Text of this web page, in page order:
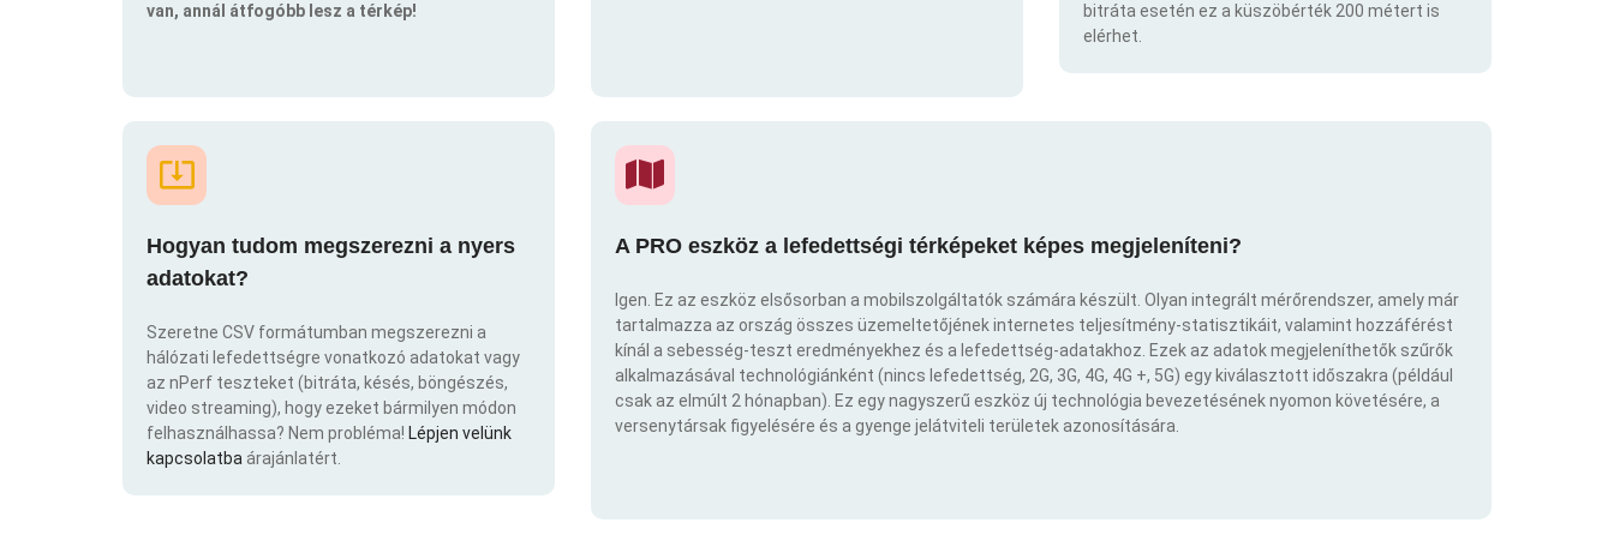
van, annál átfogóbb lesz a térkép!
bitráta esetén ez a küszöbérték 200 métert is
elérhet.
Hogyan tudom megszerezni a nyers
adatokat?
Szeretne CSV formátumban megszerezni a
hálózati lefedettségre vonatkozó adatokat vagy
az nPerf teszteket (bitráta, késés, böngészés,
video streaming), hogy ezeket bármilyen módon
felhasználhassa? Nem probléma! Lépjen velünk
kapcsolatba árajánlatért.
A PRO eszköz a lefedettségi térképeket képes megjeleníteni?
Igen. Ez az eszköz elsősorban a mobilszolgáltatók számára készült. Olyan integrált mérőrendszer, amely már
tartalmazza az ország összes üzemeltetőjének internetes teljesítmény-statisztikáit, valamint hozzáférést
kínál a sebesség-teszt eredményekhez és a lefedettség-adatakhoz. Ezek az adatok megjeleníthetők szűrők
alkalmazásával technológiánként (nincs lefedettség, 2G, 3G, 4G, 4G +, 5G) egy kiválasztott időszakra (például
csak az elmúlt 2 hónapban). Ez egy nagyszerű eszköz új technológia bevezetésének nyomon követésére, a
versenytársak figyelésére és a gyenge jelátviteli területek azonosítására.